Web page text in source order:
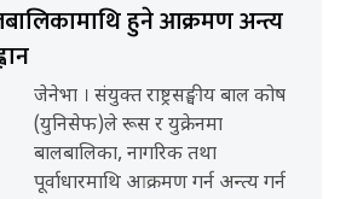
हुने आक्रमण अन्त्य
जेनेभा । संयुक्त राष्ट्रसङ्घीय बाल कोष
(युनिसेफ)ले रूस र युक्रेनमा
बालबालिका, नागरिक तथा
पूर्वाधारमाथि आक्रमण गर्न अन्त्य गर्न